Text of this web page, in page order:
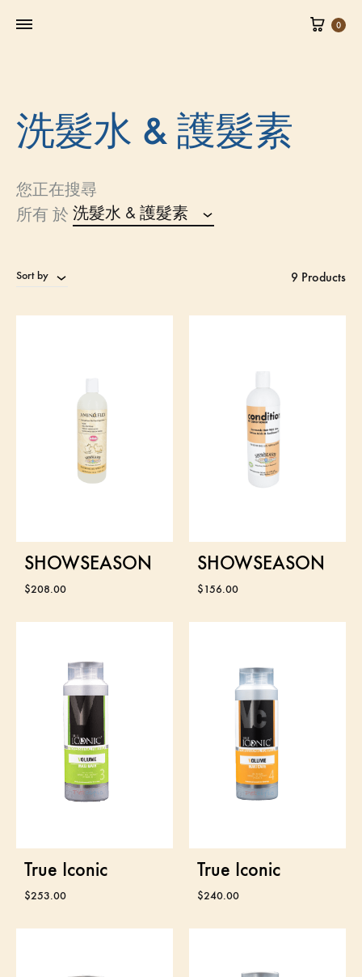
0
洗髮水 & 護髮素
您正在搜尋
所有 於 洗髮水 & 護髮素
Sort by 9 Products
SHOWSEASON
$208.00
SHOWSEASON
$156.00
True Iconic
$253.00
True Iconic
$240.00